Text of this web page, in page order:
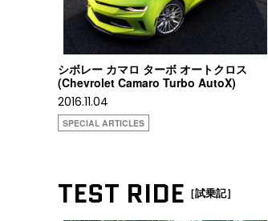
シボレー カマロ ターボ オートクロス
(Chevrolet Camaro Turbo AutoX)
2016.11.04
SPECIAL ARTICLES
TEST RIDE ［試乗記］